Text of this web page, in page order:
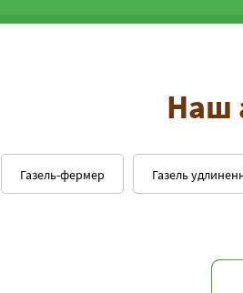
Наш
Газель
Газель-фермер